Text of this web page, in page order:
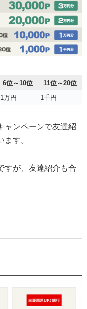
6位～10位
11位～20位
1万円 1千円
ャンペーンで友達紹
す。
すが、友達紹介も合